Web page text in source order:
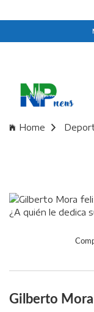
Home
Gilberto Mora